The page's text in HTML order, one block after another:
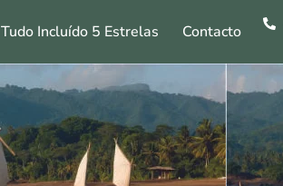
Tudo Incluído 5 Estrelas Contacto